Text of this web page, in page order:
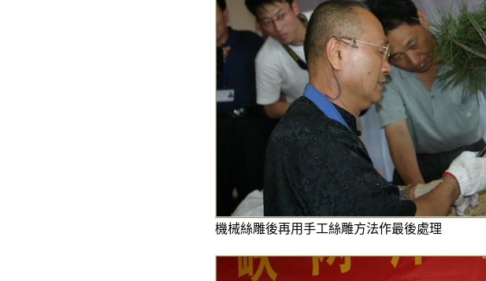
機械絲雕後再用手工絲雕方法作最後處理